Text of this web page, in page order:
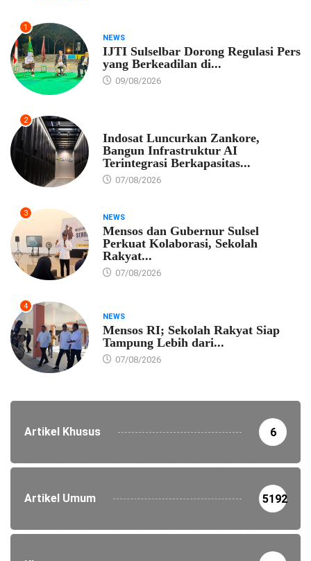
1
NEWS
IJTI Sulselbar Dorong Regulasi Pers
yang Berkeadilan di...
09/08/2026
2
Indosat Luncurkan Zankore,
Bangun Infrastruktur AI
Terintegrasi Berkapasitas...
07/08/2026
3 NEWS
Mensos dan Gubernur Sulsel
Perkuat Kolaborasi, Sekolah
Rakyat...
07/08/2026
4
NEWS
Mensos RI; Sekolah Rakyat Siap
Tampung Lebih dari...
07/08/2026
Artikel Khusus 6
Artikel Umum 5192